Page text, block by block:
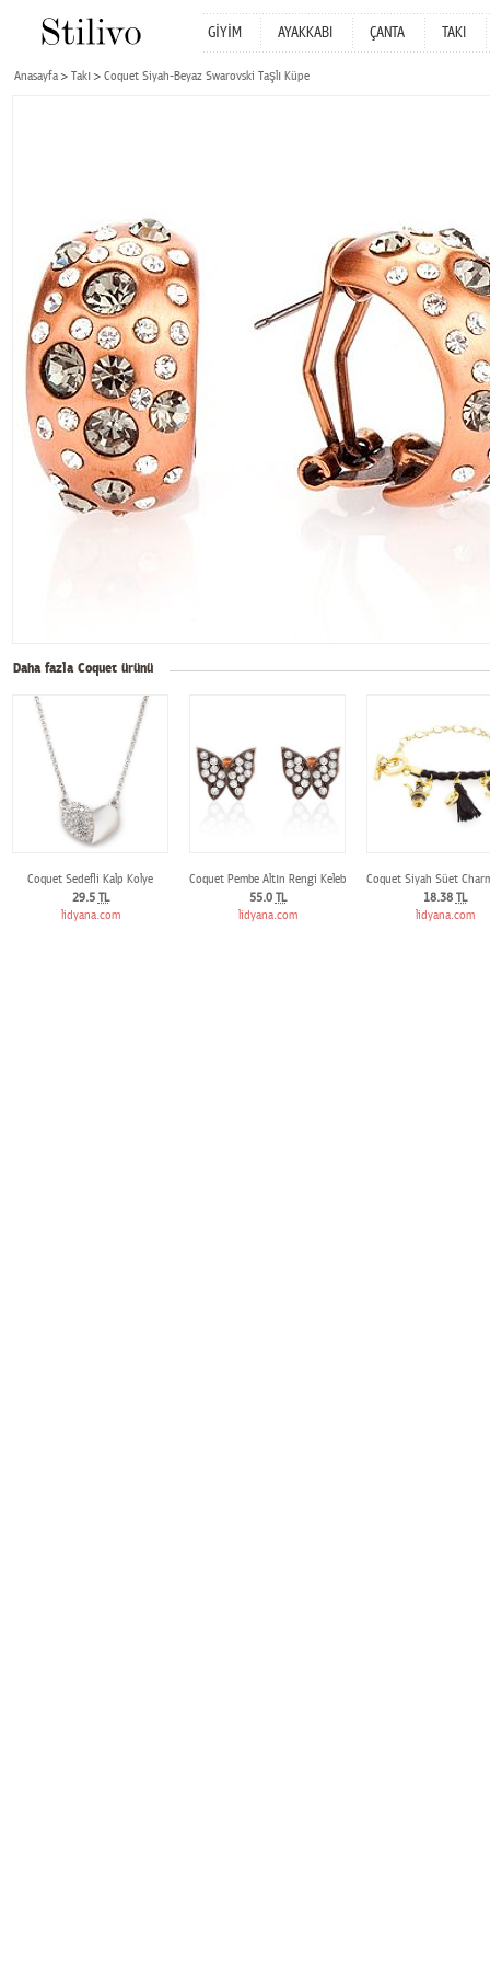
GİYİM AYAKKABI ÇANTA TAKI
Anasayfa Takı Coquet Siyah-Beyaz Swarovski Taşlı Küpe
Daha fazla Coquet ürünü
Coquet Sedefli Kalp Kolye
29.5 TL
lidyana.com
Coquet Pembe Altın Rengi Kelebek Küpe
55.0 TL
lidyana.com
Coquet Siyah Süet
18.38 TL
lidyana.com